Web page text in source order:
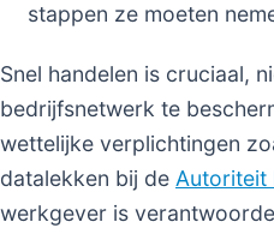
stappen ze moeten
Snel handelen is cruciaal,
bedrijfsnetwerk te
wettelijke verplichtingen
datalekken bij de Autoriteit
werkgever is